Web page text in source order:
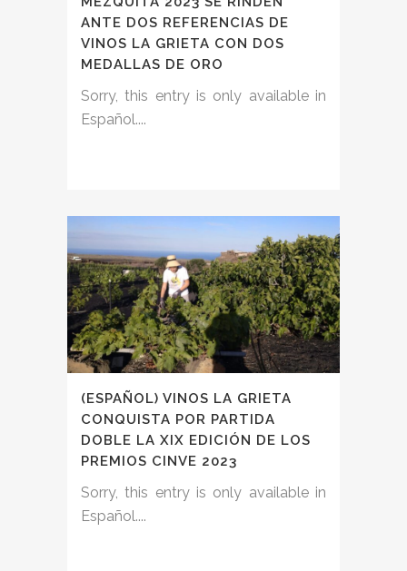
ANTE DOS REFERENCIAS DE
VINOS LA GRIETA CON DOS
MEDALLAS DE ORO
Sorry, this entry is only available in
Español....
(ESPAÑOL) VINOS LA GRIETA
CONQUISTA POR PARTIDA
DOBLE LA XIX EDICIÓN DE LOS
PREMIOS CINVE 2023
Sorry, this entry is only available in
Español....